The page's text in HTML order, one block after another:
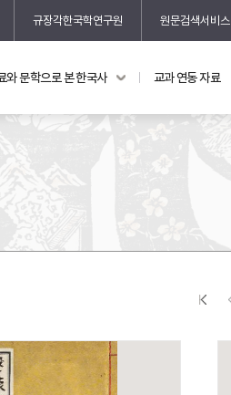
규장각한국학연구원 원문검색서비스
도록
와 문학으로 본 한국사 교과 연동 자료